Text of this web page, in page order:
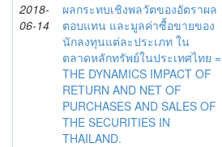
2018-
06-14
ผลกระทบเชิงพลวัตของอัตราผล
ตอบแทน และมูลค่าซื้อขายของ
นักลงทุนแต่ละประเภท ใน
ตลาดหลักทรัพย์ในประเทศไทย =
THE DYNAMICS IMPACT OF
RETURN AND NET OF
PURCHASES AND SALES OF
THE SECURITIES IN
THAILAND.